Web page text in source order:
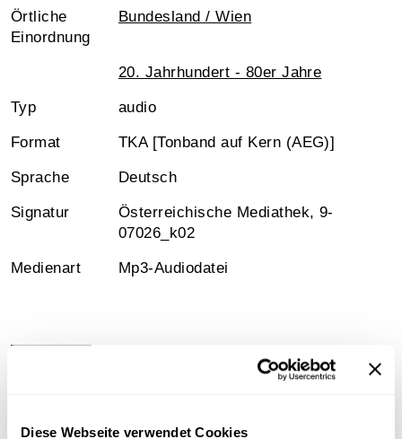
Diese Webseite verwendet Cookies
Örtliche
Einordnung
Bundesland / Wien
20. Jahrhundert - 80er Jahre
Typ audio
Format TKA [Tonband auf Kern (AEG)]
Sprache Deutsch
Signatur
Österreichische Mediathek, 9-
07026_k02
Medienart Mp3-Audiodatei